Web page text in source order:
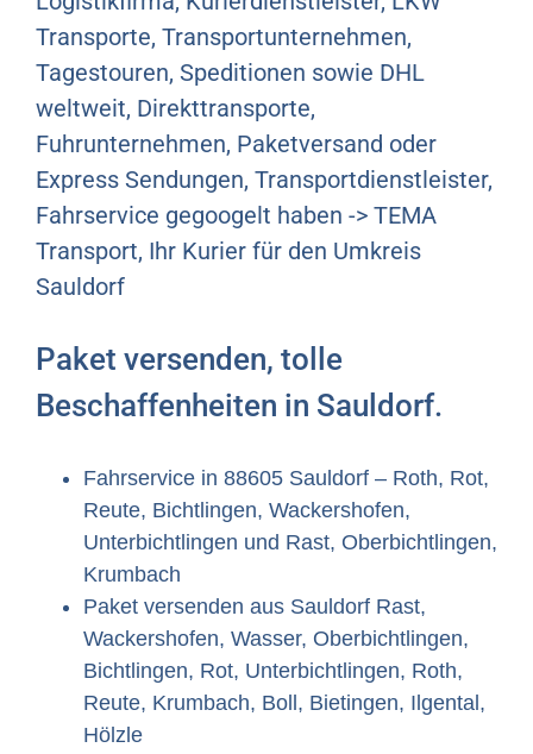
Transporte, Transportunternehmen,
Tagestouren, Speditionen sowie DHL
weltweit, Direkttransporte,
Fuhrunternehmen, Paketversand oder
Express Sendungen, Transportdienstleister,
Fahrservice gegoogelt haben -> TEMA
Transport, Ihr Kurier für den Umkreis
Sauldorf
Paket versenden, tolle
Beschaffenheiten in Sauldorf.
Fahrservice in 88605 Sauldorf – Roth, Rot,
Reute, Bichtlingen, Wackershofen,
Unterbichtlingen und Rast, Oberbichtlingen,
Krumbach
Paket versenden aus Sauldorf Rast,
Wackershofen, Wasser, Oberbichtlingen,
Bichtlingen, Rot, Unterbichtlingen, Roth,
Reute, Krumbach, Boll, Bietingen, Ilgental,
Hölzle